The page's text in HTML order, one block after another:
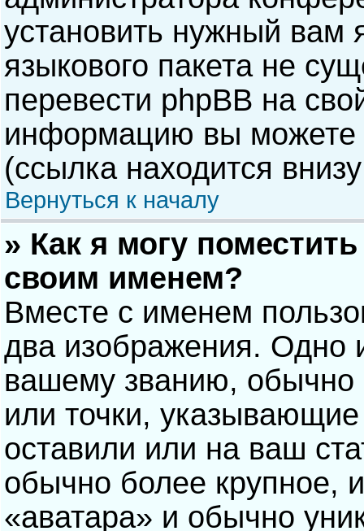
установить нужный вам
языкового пакета не
перевести phpBB на
информацию вы можете
(ссылка находится
Вернуться к началу
» Как я могу
своим именем?
Вместе с именем
два изображения. Одно
вашему званию, обычно
или точки,
оставили или на ваш
обычно более крупное,
«аватара» и обычно